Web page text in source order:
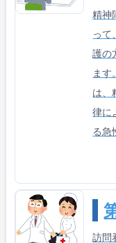
精神
って
護の
ま
は、
律に
る急
訪問